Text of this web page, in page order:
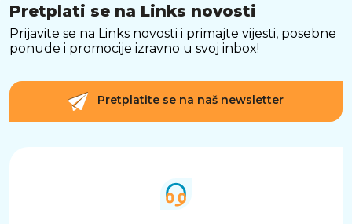
Pretplati se na Links novosti
Prijavite se na Links novosti i primajte vijesti, posebne
ponude i promocije izravno u svoj inbox!
Pretplatite se na naš newsletter